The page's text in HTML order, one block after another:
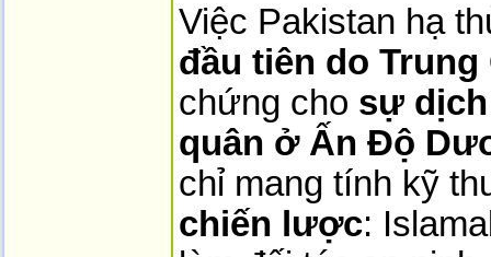
Việc Pakistan hạ
đầu tiên do
chứng cho sự
quân ở Ấn Độ
chỉ mang tính kỹ
chiến lược: